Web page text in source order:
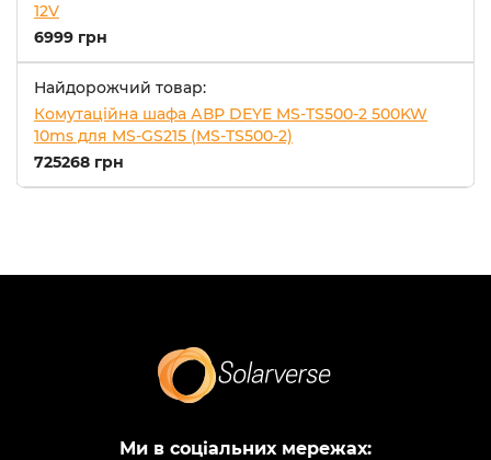
12V
6999 грн
Найдорожчий товар:
Комутаційна шафа АВР DEYE MS-TS500-2 500KW
10ms для MS-GS215 (MS-TS500-2)
725268 грн
Ми в соціальних мережах: